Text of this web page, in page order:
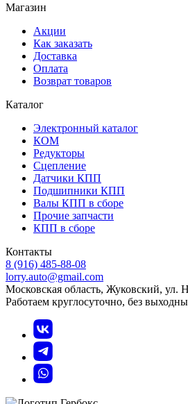
Магазин
Акции
Как заказать
Доставка
Оплата
Возврат товаров
Каталог
Электронный каталог
КОМ
Редукторы
Сцепление
Датчики КПП
Подшипники КПП
Валы КПП в сборе
Прочие запчасти
КПП в сборе
Контакты
8 (916) 485-88-08
lorry.auto@gmail.com
Московская область, Жуковский, ул.
Работаем круглосуточно, без